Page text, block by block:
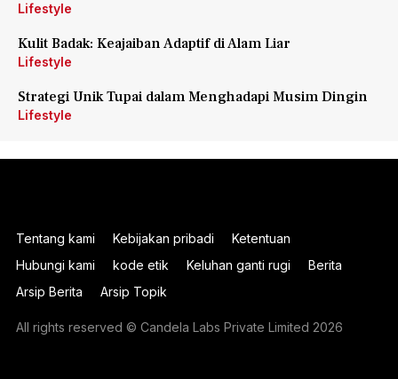
Lifestyle
Kulit Badak: Keajaiban Adaptif di Alam Liar
Lifestyle
Strategi Unik Tupai dalam Menghadapi Musim Dingin
Lifestyle
Tentang kami Kebijakan pribadi
Ketentuan
Hubungi kami
kode etik Keluhan ganti rugi
Berita
Arsip Berita
Arsip Topik
All rights reserved © Candela Labs Private Limited 2026